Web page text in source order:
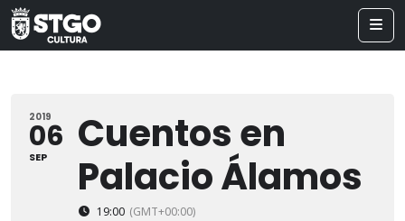
2019
06
SEP
Cuentos en
Palacio Álamos
19:00 (GMT+00:00)